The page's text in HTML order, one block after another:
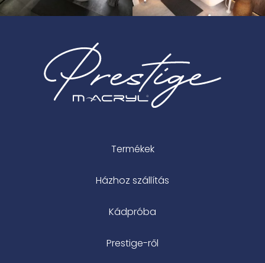
Termékek
Házhoz szállítás
Kádpróba
Prestige-ről